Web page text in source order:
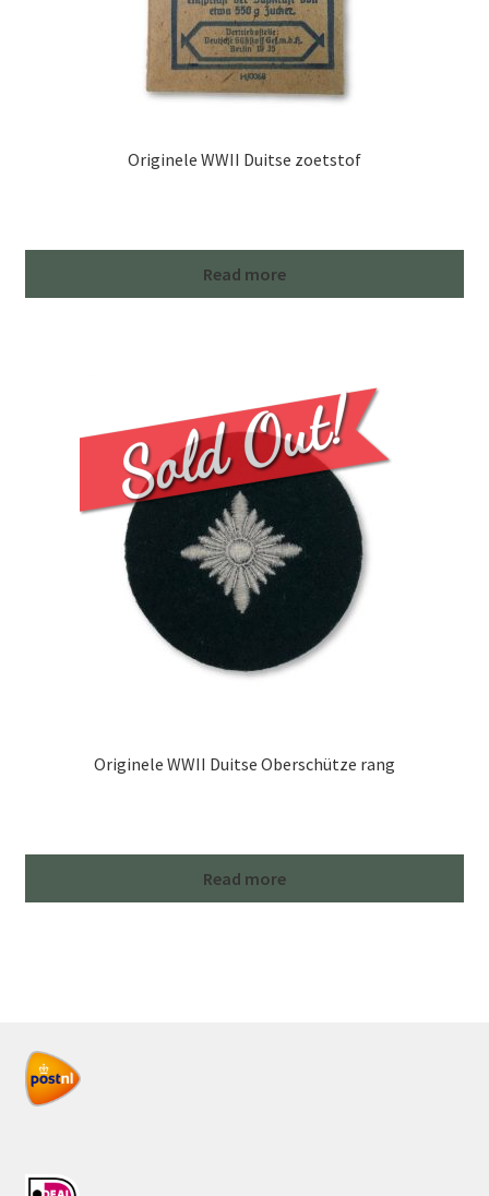
Originele WWII Duitse zoetstof
Read more
Originele WWII Duitse Oberschütze rang
Read more